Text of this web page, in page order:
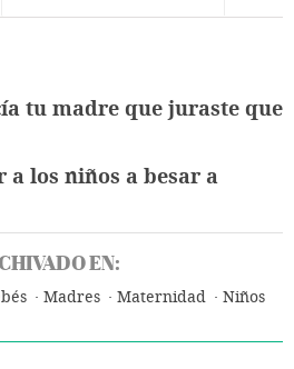
tu madre que juraste que
a los niños a besar a
EN:
Madres Maternidad Niños